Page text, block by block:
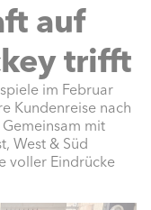
auf
trifft
im Februar
Kundenreise nach
mit
West & Süd
voller Eindrücke